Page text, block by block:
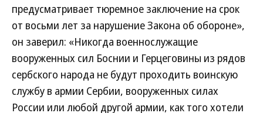
предусматривает тюремное заключение на срок
от восьми лет за нарушение Закона об обороне»,
он заверил: «Никогда военнослужащие
вооруженных сил Боснии и Герцеговины из рядов
сербского народа не будут проходить воинскую
службу в армии Сербии, вооруженных силах
России или любой другой армии, как того хотели